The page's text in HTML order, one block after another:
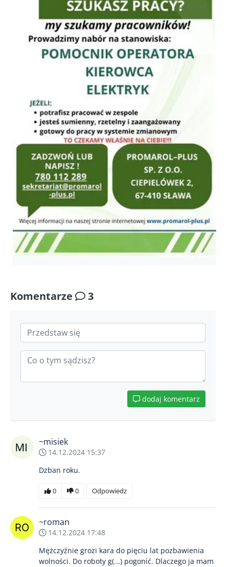
Komentarze 3
dodaj komentarz
~misiek
14.12.2024 15:37
Dzban roku.
0 0 Odpowiedz
~roman
14.12.2024 17:48
Mężczyźnie grozi kara do pięciu lat pozbawienia
wolności. Do roboty g(...) pogonić. Dlaczego ja mam